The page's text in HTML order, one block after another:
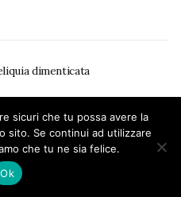
dimenticata
con noi
Contatti
sicuri che tu possa avere la
sito. Se continui ad utilizzare
che tu ne sia felice.
Ok